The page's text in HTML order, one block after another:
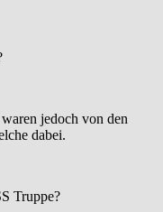
jedoch von den
dabei.
Truppe?